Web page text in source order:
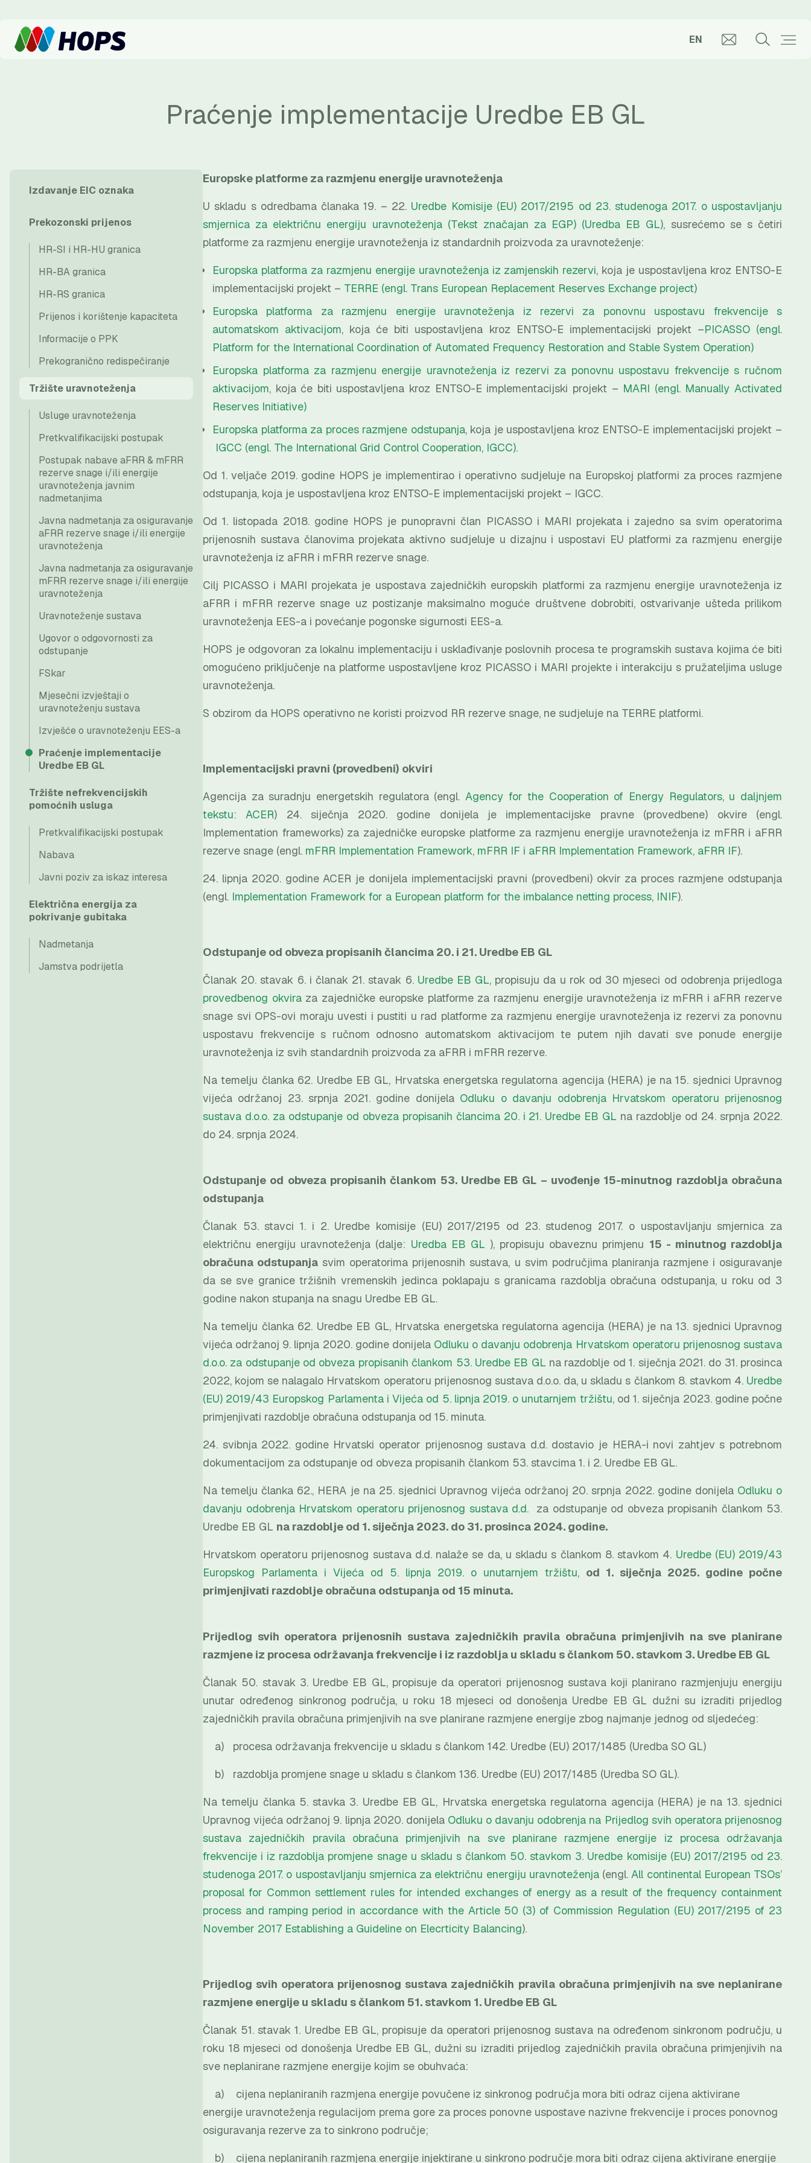
EN
Praćenje implementacije Uredbe EB GL
Izdavanje EIC oznaka
Prekozonski prijenos
HR-SI i HR-HU granica
HR-BA granica
HR-RS granica
Prijenos i korištenje kapaciteta
Informacije o PPK
Prekogranično redispečiranje
Tržište uravnoteženja
Usluge uravnoteženja
Pretkvalifikacijski postupak
Postupak nabave aFRR & mFRR
rezerve snage i/ili energije
uravnoteženja javnim
nadmetanjima
Javna nadmetanja za osiguravanje
aFRR rezerve snage i/ili energije
uravnoteženja
Javna nadmetanja za osiguravanje
mFRR rezerve snage i/ili energije
uravnoteženja
Uravnoteženje sustava
Ugovor o odgovornosti za
odstupanje
FSkar
Mjesečni izvještaji o
uravnoteženju sustava
Izvješće o uravnoteženju EES-a
Praćenje implementacije
Uredbe EB GL
Tržište nefrekvencijskih
pomoćnih usluga
Pretkvalifikacijski postupak
Nabava
Javni poziv za iskaz interesa
Električna energija za
pokrivanje gubitaka
Nadmetanja
Jamstva podrijetla
Europske platforme za razmjenu energije uravnoteženja
U skladu s odredbama članaka 19. – 22. Uredbe Komisije (EU) 2017/2195 оd 23. studenoga 2017. o uspostavljanju
smjernica za električnu energiju uravnoteženja (Tekst značajan za EGP) (Uredba EB GL), susrećemo se s četiri
platforme za razmjenu energije uravnoteženja iz standardnih proizvoda za uravnoteženje:
Europska platforma za razmjenu energije uravnoteženja iz zamjenskih rezervi, koja je uspostavljena kroz ENTSO-E
implementacijski projekt – TERRE (engl. Trans European Replacement Reserves Exchange project)
Europska platforma za razmjenu energije uravnoteženja iz rezervi za ponovnu uspostavu frekvencije s
automatskom aktivacijom, koja će biti uspostavljena kroz ENTSO-E implementacijski projekt –PICASSO (engl.
Platform for the International Coordination of Automated Frequency Restoration and Stable System Operation)
Europska platforma za razmjenu energije uravnoteženja iz rezervi za ponovnu uspostavu frekvencije s ručnom
aktivacijom, koja će biti uspostavljena kroz ENTSO-E implementacijski projekt – MARI (engl. Manually Activated
Reserves Initiative)
Europska platforma za proces razmjene odstupanja, koja je uspostavljena kroz ENTSO-E implementacijski projekt –
IGCC (engl. The International Grid Control Cooperation, IGCC).
Od 1. veljače 2019. godine HOPS je implementirao i operativno sudjeluje na Europskoj platformi za proces razmjene
odstupanja, koja je uspostavljena kroz ENTSO-E implementacijski projekt – IGCC.
Od 1. listopada 2018. godine HOPS je punopravni član PICASSO i MARI projekata i zajedno sa svim operatorima
prijenosnih sustava članovima projekata aktivno sudjeluje u dizajnu i uspostavi EU platformi za razmjenu energije
uravnoteženja iz aFRR i mFRR rezerve snage.
Cilj PICASSO i MARI projekata je uspostava zajedničkih europskih platformi za razmjenu energije uravnoteženja iz
aFRR i mFRR rezerve snage uz postizanje maksimalno moguće društvene dobrobiti, ostvarivanje ušteda prilikom
uravnoteženja EES-a i povećanje pogonske sigurnosti EES-a.
HOPS je odgovoran za lokalnu implementaciju i usklađivanje poslovnih procesa te programskih sustava kojima će biti
omogućeno priključenje na platforme uspostavljene kroz PICASSO i MARI projekte i interakciju s pružateljima usluge
uravnoteženja.
S obzirom da HOPS operativno ne koristi proizvod RR rezerve snage, ne sudjeluje na TERRE platformi.
Implementacijski pravni (provedbeni) okviri
Agencija za suradnju energetskih regulatora (engl. Agency for the Cooperation of Energy Regulators, u daljnjem
tekstu: ACER) 24. siječnja 2020. godine donijela je implementacijske pravne (provedbene) okvire (engl.
Implementation frameworks) za zajedničke europske platforme za razmjenu energije uravnoteženja iz mFRR i aFRR
rezerve snage (engl. mFRR Implementation Framework, mFRR IF i aFRR Implementation Framework, aFRR IF).
24. lipnja 2020. godine ACER je donijela implementacijski pravni (provedbeni) okvir za proces razmjene odstupanja
(engl. Implementation Framework for a European platform for the imbalance netting process, INIF).
Odstupanje od obveza propisanih člancima 20. i 21. Uredbe EB GL
Članak 20. stavak 6. i članak 21. stavak 6. Uredbe EB GL, propisuju da u rok od 30 mjeseci od odobrenja prijedloga
provedbenog okviraza zajedničke europske platforme za razmjenu energije uravnoteženja iz mFRR i aFRR rezerve
snage svi OPS-ovi moraju uvesti i pustiti u rad platforme za razmjenu energije uravnoteženja iz rezervi za ponovnu
uspostavu frekvencije s ručnom odnosno automatskom aktivacijom te putem njih davati sve ponude energije
uravnoteženja iz svih standardnih proizvoda za aFRR i mFRR rezerve.
Na temelju članka 62. Uredbe EB GL, Hrvatska energetska regulatorna agencija (HERA) je na 15. sjednici Upravnog
vijeća održanoj 23. srpnja 2021. godine donijela Odluku o davanju odobrenja Hrvatskom operatoru prijenosnog
sustava d.o.o. za odstupanje od obveza propisanih člancima 20. i 21. Uredbe EB GL na razdoblje od 24. srpnja 2022.
do 24. srpnja 2024.
Odstupanje od obveza propisanih člankom 53. Uredbe EB GL – uvođenje 15-minutnog razdoblja obračuna
odstupanja
Članak 53. stavci 1. i 2. Uredbe komisije (EU) 2017/2195 od 23. studenog 2017. o uspostavljanju smjernica za
električnu energiju uravnoteženja (dalje: Uredba EB GL ), propisuju obaveznu primjenu 15 - minutnog razdoblja
obračuna odstupanja svim operatorima prijenosnih sustava, u svim područjima planiranja razmjene i osiguravanje
da se sve granice tržišnih vremenskih jedinca poklapaju s granicama razdoblja obračuna odstupanja, u roku od 3
godine nakon stupanja na snagu Uredbe EB GL.
Na temelju članka 62. Uredbe EB GL, Hrvatska energetska regulatorna agencija (HERA) je na 13. sjednici Upravnog
vijeća održanoj 9. lipnja 2020. godine donijela Odluku o davanju odobrenja Hrvatskom operatoru prijenosnog sustava
d.o.o. za odstupanje od obveza propisanih člankom 53. Uredbe EB GL na razdoblje od 1. siječnja 2021. do 31. prosinca
2022, kojom se nalagalo Hrvatskom operatoru prijenosnog sustava d.o.o. da, u skladu s člankom 8. stavkom 4. Uredbe
(EU) 2019/43 Europskog Parlamenta i Vijeća od 5. lipnja 2019. o unutarnjem tržištu, od 1. siječnja 2023. godine počne
primjenjivati razdoblje obračuna odstupanja od 15. minuta.
24. svibnja 2022. godine Hrvatski operator prijenosnog sustava d.d. dostavio je HERA-i novi zahtjev s potrebnom
dokumentacijom za odstupanje od obveza propisanih člankom 53. stavcima 1. i 2. Uredbe EB GL.
Na temelju članka 62., HERA je na 25. sjednici Upravnog vijeća održanoj 20. srpnja 2022. godine donijela Odluku o
davanju odobrenja Hrvatskom operatoru prijenosnog sustava d.d. za odstupanje od obveza propisanih člankom 53.
Uredbe EB GL na razdoblje od 1. siječnja 2023. do 31. prosinca 2024. godine.
Hrvatskom operatoru prijenosnog sustava d.d. nalaže se da, u skladu s člankom 8. stavkom 4. Uredbe (EU) 2019/43
Europskog Parlamenta i Vijeća od 5. lipnja 2019. o unutarnjem tržištu, od 1. siječnja 2025. godine počne
primjenjivati razdoblje obračuna odstupanja od 15 minuta.
Prijedlog svih operatora prijenosnih sustava zajedničkih pravila obračuna primjenjivih na sve planirane
razmjene iz procesa održavanja frekvencije i iz razdoblja u skladu s člankom 50. stavkom 3. Uredbe EB GL
Članak 50. stavak 3. Uredbe EB GL, propisuje da operatori prijenosnog sustava koji planirano razmjenjuju energiju
unutar određenog sinkronog područja, u roku 18 mjeseci od donošenja Uredbe EB GL dužni su izraditi prijedlog
zajedničkih pravila obračuna primjenjivih na sve planirane razmjene energije zbog najmanje jednog od sljedećeg:
a) procesa održavanja frekvencije u skladu s člankom 142. Uredbe (EU) 2017/1485 (Uredba SO GL)
b) razdoblja promjene snage u skladu s člankom 136. Uredbe (EU) 2017/1485 (Uredba SO GL).
Na temelju članka 5. stavka 3. Uredbe EB GL, Hrvatska energetska regulatorna agencija (HERA) je na 13. sjednici
Upravnog vijeća održanoj 9. lipnja 2020. donijela Odluku o davanju odobrenja na Prijedlog svih operatora prijenosnog
sustava zajedničkih pravila obračuna primjenjivih na sve planirane razmjene energije iz procesa održavanja
frekvencije i iz razdoblja promjene snage u skladu s člankom 50. stavkom 3. Uredbe komisije (EU) 2017/2195 od 23.
studenoga 2017. o uspostavljanju smjernica za električnu energiju uravnoteženja(engl.All continental European TSOs’
proposal for Common settlement rules for intended exchanges of energy as a result of the frequency containment
process and ramping period in accordance with the Article 50 (3) of Commission Regulation (EU) 2017/2195 of 23
November 2017 Establishing a Guideline on Elecrticity Balancing).
Prijedlog svih operatora prijenosnog sustava zajedničkih pravila obračuna primjenjivih na sve neplanirane
razmjene energije u skladu s člankom 51. stavkom 1. Uredbe EB GL
Članak 51. stavak 1. Uredbe EB GL, propisuje da operatori prijenosnog sustava na određenom sinkronom području, u
roku 18 mjeseci od donošenja Uredbe EB GL, dužni su izraditi prijedlog zajedničkih pravila obračuna primjenjivih na
sve neplanirane razmjene energije kojim se obuhvaća:
a) cijena neplaniranih razmjena energije povučene iz sinkronog područja mora biti odraz cijena aktivirane
energije uravnoteženja regulacijom prema gore za proces ponovne uspostave nazivne frekvencije i proces ponovnog
osiguravanja rezerve za to sinkrono područje;
b) cijena neplaniranih razmjena energije injektirane u sinkrono područje mora biti odraz cijena aktivirane energije